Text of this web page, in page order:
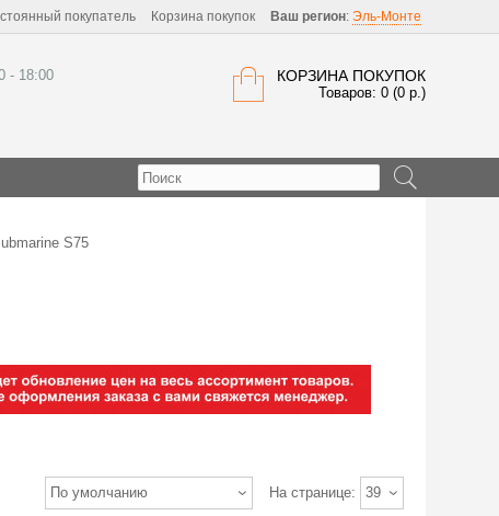
покупатель Корзина покупок Ваш регион: Эль-Монте
КОРЗИНА ПОКУПОК
Товаров: 0 (0 р.)
- 18:00
S75
На странице: 39
По умолчанию